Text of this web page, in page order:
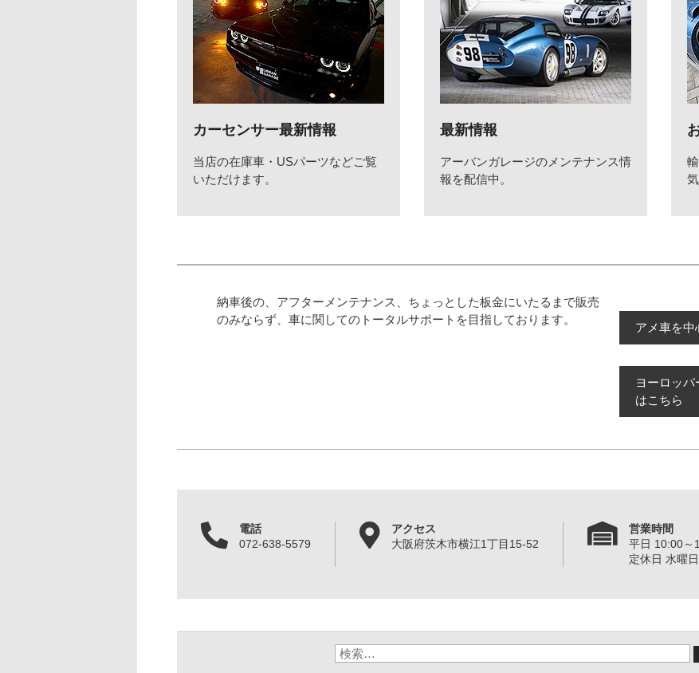
カーセンサー最新情報
当店の在庫車・USパーツなどご覧
いただけます。
最新情報
アーバンガレージのメンテナンス情
報を配信中。
納車後の、アフターメンテナンス、ちょっとした板金にいたるまで販売
のみならず、車に関してのトータルサポートを目指しております。
アメ車を中
ヨーロッ
はこちら
電話
072-638-5579
アクセス
大阪府茨木市横江1丁目15-52
営業時間
平日 10:00～
定休日 水曜日